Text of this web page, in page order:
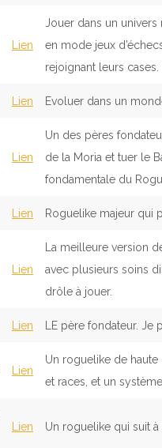
Lien
Jouer dans un univers
en mode jeux
rejoignant leurs cases.
Lien Evoluer dans un
Lien
Un des pères
de la Moria et tuer le
fondamentale du
Lien Roguelike majeur qui
Lien
La meilleure version
avec plusieurs soins
drôle à jouer.
Lien LE père fondateur.
Lien
Un roguelike de
et races, et un
Lien Un roguelike qui suit